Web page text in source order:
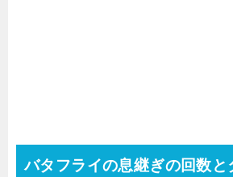
バタフライの息継ぎの回数と